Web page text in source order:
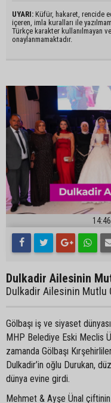
UYARI: Küfür, hakaret, rencide
içeren, imla kuralları ile
Türkçe karakter kullanılmayan
onaylanmamaktadır.
14:46
Dulkadir Ailesinin
Dulkadir Ailesinin Mutlu
Gölbaşı iş ve siyaset
MHP Belediye Eski Meclis
zamanda Gölbaşı
Dulkadir’in oğlu Durukan,
dünya evine girdi.
Mehmet & Ayşe Ünal çiftinin